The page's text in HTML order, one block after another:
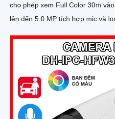
cho phép xem Full Color 30m
lên đến 5.0 MP tích hợp mic và